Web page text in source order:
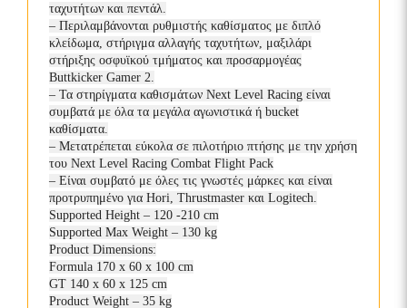
ταχυτήτων και πεντάλ.
– Περιλαμβάνονται ρυθμιστής καθίσματος με διπλό
κλείδωμα, στήριγμα αλλαγής ταχυτήτων, μαξιλάρι
στήριξης οσφυϊκού τμήματος και προσαρμογέας
Buttkicker Gamer 2.
– Τα στηρίγματα καθισμάτων Next Level Racing είναι
συμβατά με όλα τα μεγάλα αγωνιστικά ή bucket
καθίσματα.
– Μετατρέπεται εύκολα σε πιλοτήριο πτήσης με την χρήση
του Next Level Racing Combat Flight Pack
– Είναι συμβατό με όλες τις γνωστές μάρκες και είναι
προτρυπημένο για Hori, Thrustmaster και Logitech.
Supported Height – 120 -210 cm
Supported Max Weight – 130 kg
Product Dimensions:
Formula 170 x 60 x 100 cm
GT 140 x 60 x 125 cm
Product Weight – 35 kg